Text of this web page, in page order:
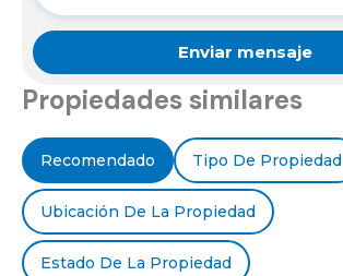
Propiedades similares
Recomendado Tipo De Propiedad
Ubicación De La Propiedad
Estado De La Propiedad